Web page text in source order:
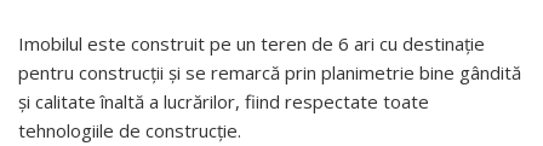
Imobilul este construit pe un teren de 6 ari cu destinație
pentru construcții și se remarcă prin planimetrie bine gândită
și calitate înaltă a lucrărilor, fiind respectate toate
tehnologiile de construcție.